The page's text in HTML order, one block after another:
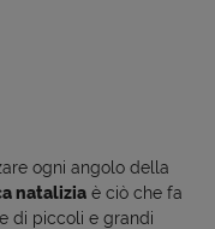
ogni angolo della
natalizia è ciò che fa
di piccoli e grandi